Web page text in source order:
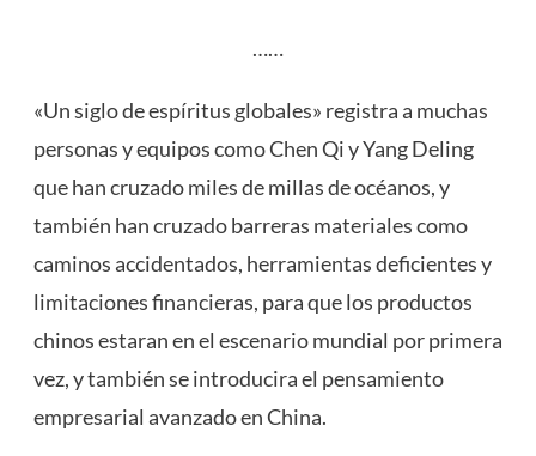
……
«Un siglo de espíritus globales» registra a muchas
personas y equipos como Chen Qi y Yang Deling
que han cruzado miles de millas de océanos, y
también han cruzado barreras materiales como
caminos accidentados, herramientas deficientes y
limitaciones financieras, para que los productos
chinos estaran en el escenario mundial por primera
vez, y también se introducira el pensamiento
empresarial avanzado en China.